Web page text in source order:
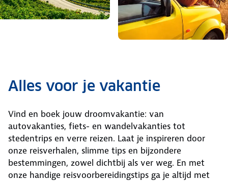
Alles voor je vakantie
Vind en boek jouw droomvakantie: van
autovakanties, fiets- en wandelvakanties tot
stedentrips en verre reizen. Laat je inspireren door
onze reisverhalen, slimme tips en bijzondere
bestemmingen, zowel dichtbij als ver weg. En met
onze handige reisvoorbereidingstips ga je altijd met